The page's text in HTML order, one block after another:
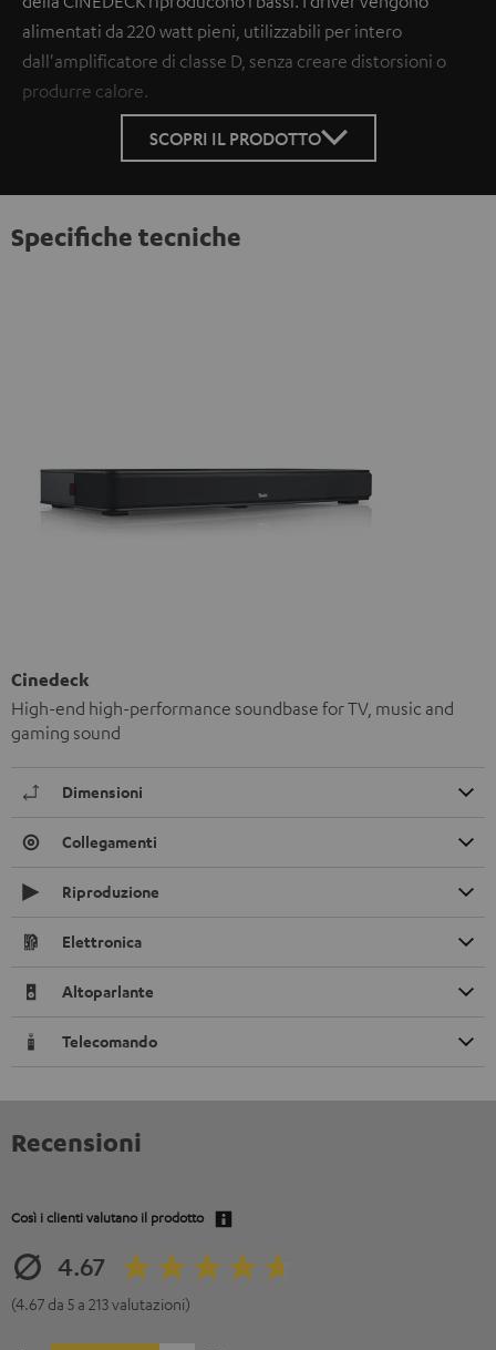
alimentati da 220 watt pieni, utilizzabili per intero
dall'amplificatore di classe D, senza creare distorsioni o
produrre calore.
SCOPRI IL PRODOTTO
Specifiche tecniche
Cinedeck
High-end high-performance soundbase for TV, music and
gaming sound
Dimensioni
Collegamenti
Riproduzione
Elettronica
Altoparlante
Telecomando
Recensioni
Così i clienti valutano il prodotto
4.67
(4.67 da 5 a 213 valutazioni)